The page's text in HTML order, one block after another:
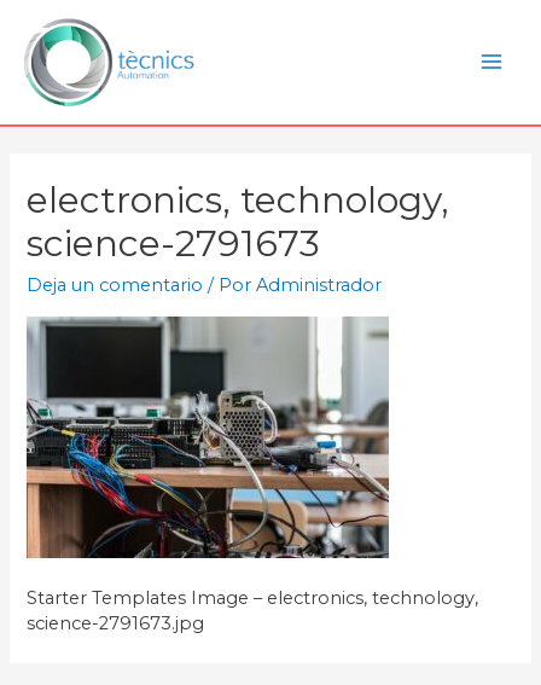
electronics, technology,
science-2791673
Deja un comentario / PorAdministrador
Starter Templates Image – electronics, technology,
science-2791673.jpg